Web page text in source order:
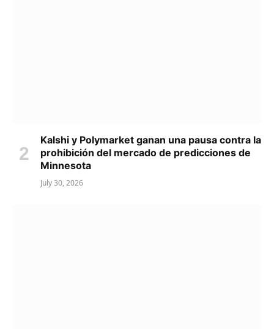
Kalshi y Polymarket ganan una pausa contra la
prohibición del mercado de predicciones de
Minnesota
July 30, 2026